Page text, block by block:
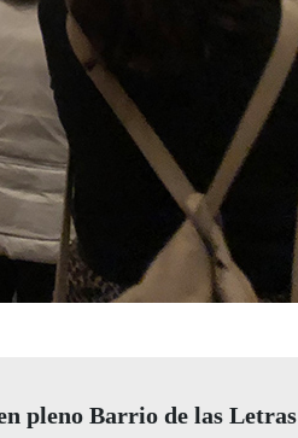
pleno Barrio de las Letras